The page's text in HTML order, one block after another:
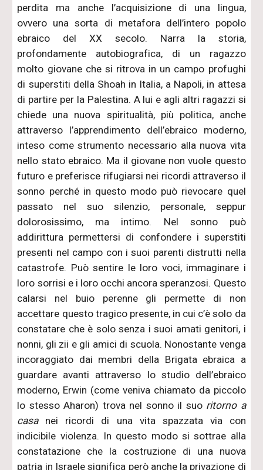
perdita ma anche l’acquisizione di una lingua,
ovvero una sorta di metafora dell’intero popolo
ebraico del XX secolo. Narra la storia,
profondamente autobiografica, di un ragazzo
molto giovane che si ritrova in un campo profughi
di superstiti della Shoah in Italia, a Napoli, in attesa
di partire per la Palestina. A lui e agli altri ragazzi si
chiede una nuova spiritualità, più politica, anche
attraverso l’apprendimento dell’ebraico moderno,
inteso come strumento necessario alla nuova vita
nello stato ebraico. Ma il giovane non vuole questo
futuro e preferisce rifugiarsi nei ricordi attraverso il
sonno perché in questo modo può rievocare quel
passato nel suo silenzio, personale, seppur
dolorosissimo, ma intimo. Nel sonno può
addirittura permettersi di confondere i superstiti
presenti nel campo con i suoi parenti distrutti nella
catastrofe. Può sentire le loro voci, immaginare i
loro sorrisi e i loro occhi ancora speranzosi. Questo
calarsi nel buio perenne gli permette di non
accettare questo tragico presente, in cui c’è solo da
constatare che è solo senza i suoi amati genitori, i
nonni, gli zii e gli amici di scuola. Nonostante venga
incoraggiato dai membri della Brigata ebraica a
guardare avanti attraverso lo studio dell’ebraico
moderno, Erwin (come veniva chiamato da piccolo
lo stesso Aharon) trova nel sonno il suo ritorno a
casanei ricordi di una vita spazzata via con
indicibile violenza. In questo modo si sottrae alla
constatazione che la costruzione di una nuova
patria in Israele significa però anche la privazione di